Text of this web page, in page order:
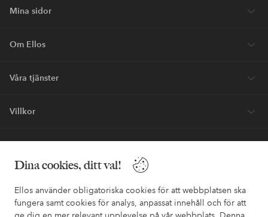
Dina cookies, ditt val!
Ellos använder obligatoriska cookies för att webbplatsen ska
fungera samt cookies för analys, anpassat innehåll och för att
Mina sidor
Om Ellos
Våra tjänster
Villkor
Vänner